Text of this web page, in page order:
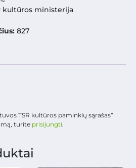
kultūros ministerija
827
TSR kultūros paminklų sąrašas”
turite prisijungti.